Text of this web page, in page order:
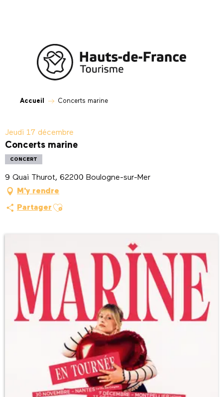
Accueil Concerts marine
Jeudi 17 décembre
Concerts marine
CONCERT
9 Quai Thurot, 62200 Boulogne-sur-Mer
M'y rendre
Partager Ajouter aux favoris